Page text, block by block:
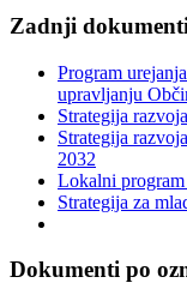
Zadnji dokumenti
Program
upravljanju
Strategija
Strategija
2032
Lokalni program
Strategija za
Dokumenti po